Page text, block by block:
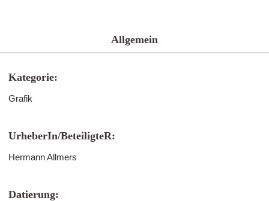
Allgemein
Kategorie:
Grafik
UrheberIn/BeteiligteR:
Hermann Allmers
Datierung: